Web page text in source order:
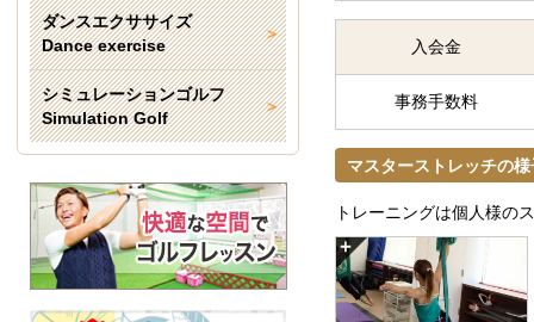
ダンスエクササイズ
Dance exercise
シミュレーションゴルフ
Simulation Golf
入会金
事務手数料
マスターストレッチの
トレーニングは個人様の